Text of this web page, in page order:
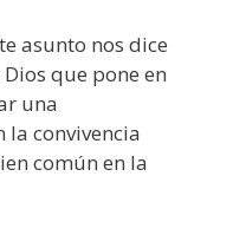
asunto nos dice
que pone en
una
convivencia
común en la